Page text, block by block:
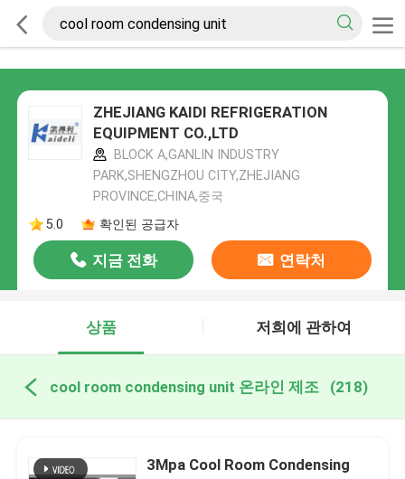
ZHEJIANG KAIDI REFRIGERATION
EQUIPMENT CO.,LTD
BLOCK A,GANLIN INDUSTRY
PARK,SHENGZHOU CITY,ZHEJIANG
PROVINCE,CHINA,중국
5.0
확인된 공급자
지금 전화 연락처
상품 저희에 관하여
cool room condensing unit 온라인 제조 (218)
3Mpa Cool Room Condensing